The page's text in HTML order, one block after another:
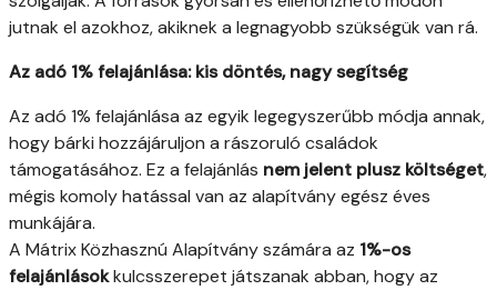
jutnak el azokhoz, akiknek a legnagyobb szükségük van rá.
Az adó 1% felajánlása: kis döntés, nagy segítség
Az adó 1% felajánlása az egyik legegyszerűbb módja annak,
hogy bárki hozzájáruljon a rászoruló családok
támogatásához. Ez a felajánlás nem jelent plusz költséget,
mégis komoly hatással van az alapítvány egész éves
munkájára.
A Mátrix Közhasznú Alapítvány számára az 1%-os
felajánlásokkulcsszerepet játszanak abban, hogy az